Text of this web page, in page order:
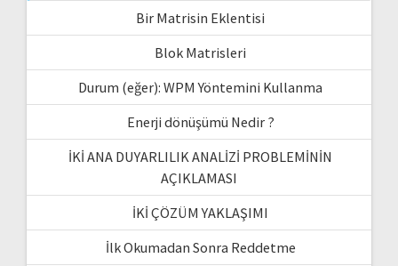
Bir Matrisin Eklentisi
Blok Matrisleri
Durum (eğer): WPM Yöntemini Kullanma
Enerji dönüşümü Nedir ?
İKİ ANA DUYARLILIK ANALİZİ PROBLEMİNİN
AÇIKLAMASI
İKİ ÇÖZÜM YAKLAŞIMI
İlk Okumadan Sonra Reddetme